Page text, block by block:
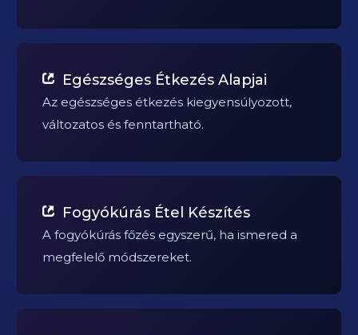
Egészséges Étkezés Alapjai
Az egészséges étkezés kiegyensúlyozott,
változatos és fenntartható.
Fogyókúrás Étel Készítés
A fogyókúrás főzés egyszerű, ha ismered a
megfelelő módszereket.